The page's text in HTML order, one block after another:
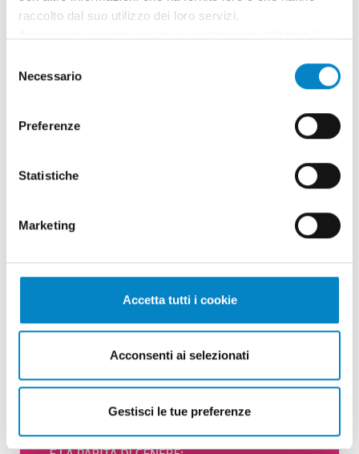
raccolto dal suo utilizzo dei loro servizi.
delNecessario
Preferenze
Statistiche
Marketing
Accetta tutti i cookie
Acconsenti ai selezionati
Gestisci le tue preferenze
scientifica: Studio Torta al ...
30 Gennaio 2026 | ESG
La ricerca scientifica rappresenta uno
strumento fondamentale per trasformare la